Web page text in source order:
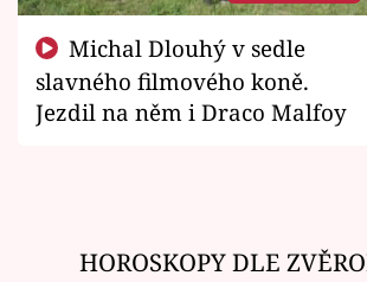
slavného filmového koně.
Jezdil na něm i Draco Malfoy
HOROSKOPY DLE